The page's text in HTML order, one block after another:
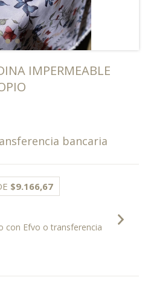
IMPERMEABLE
bancaria
$9.166,67
con Efvo o transferencia